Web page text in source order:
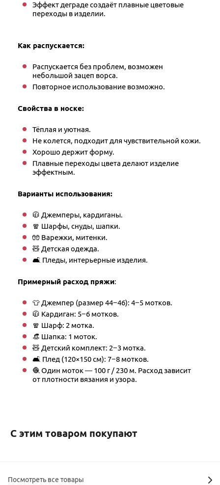
Эффект деграде создаёт плавные цветовые
переходы в изделии.
Как распускается:
Распускается без проблем, возможен
небольшой зацеп ворса.
Повторное использование возможно.
Свойства в носке:
Тёплая и уютная.
Не колется, подходит для чувствительной кожи.
Хорошо держит форму.
Плавные переходы цвета делают изделие
эффектным.
Варианты использования:
🧥 Джемперы, кардиганы.
🧣 Шарфы, снуды, шапки.
🧤 Варежки, митенки.
🧸 Детская одежда.
🛋 Пледы, интерьерные изделия.
Примерный расход пряжи:
👕 Джемпер (размер 44−46): 4−5 мотков.
🧥 Кардиган: 5−6 мотков.
🧣 Шарф: 2 мотка.
👒 Шапка: 1 моток.
🧸 Детский комплект: 2−3 мотка.
🛋 Плед (120×150 см): 7−8 мотков.
🧶 Один моток — 100 г / 230 м. Расход зависит
от плотности вязания и узора.
С этим товаром покупают
Посмотреть все товары